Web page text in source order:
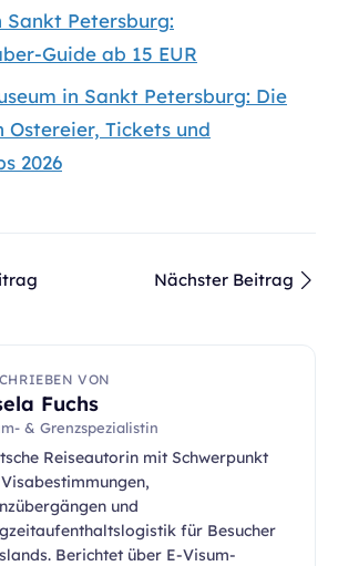
Sankt Petersburg:
Guide ab 15 EUR
in Sankt Petersburg: Die
Ostereier, Tickets und
2026
Nächster Beitrag
VON
Fuchs
& Grenzspezialistin
Reiseautorin mit Schwerpunkt
und
für Besucher
Berichtet über E-Visum-